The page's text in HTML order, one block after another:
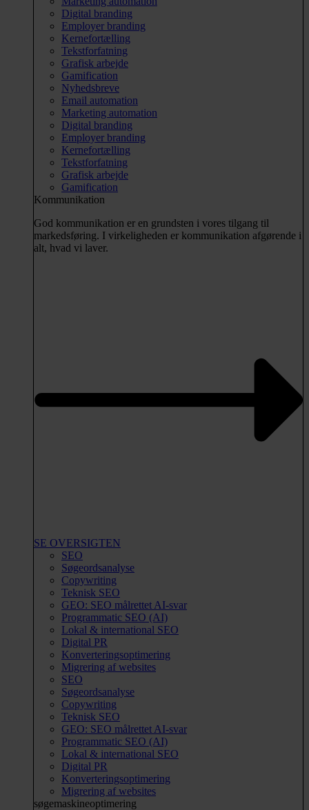
Digital branding
Employer branding
Kernefortælling
Tekstforfatning
Grafisk arbejde
Gamification
Nyhedsbreve
Email automation
Marketing automation
Digital branding
Employer branding
Kernefortælling
Tekstforfatning
Grafisk arbejde
Gamification
Kommunikation
God kommunikation er en grundsten i vores tilgang til
markedsføring. I virkeligheden er kommunikation afgørende i
alt, hvad vi laver.
SE OVERSIGTEN
SEO
Søgeordsanalyse
Copywriting
Teknisk SEO
GEO: SEO målrettet AI-svar
Programmatic SEO (AI)
Lokal & international SEO
Digital PR
Konverteringsoptimering
Migrering af websites
SEO
Søgeordsanalyse
Copywriting
Teknisk SEO
GEO: SEO målrettet AI-svar
Programmatic SEO (AI)
Lokal & international SEO
Digital PR
Konverteringsoptimering
Migrering af websites
søgemaskineoptimering